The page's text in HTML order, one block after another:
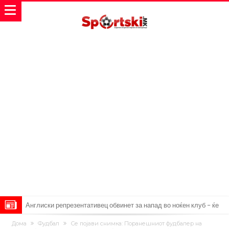
Англиски репрезентативец обвинет за напад во ноќен клуб – ќе
оди на суд!
Дилеми повеќе нема: Познато е кога Родри ќе стане новиот
Дома Фудбал
Се појави снимка: Поранешниот фудбалер на